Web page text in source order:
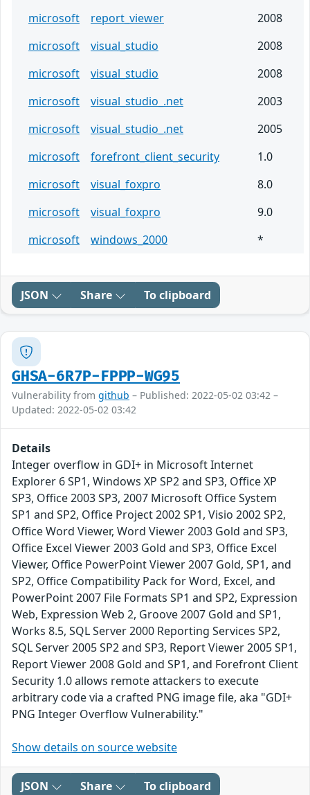
microsoft
report_viewer
2008
microsoft
visual_studio
2008
microsoft
visual_studio
2008
microsoft
visual_studio_.net
2003
microsoft
visual_studio_.net
2005
microsoft
forefront_client_security
1.0
microsoft
visual_foxpro
8.0
microsoft
visual_foxpro
9.0
microsoft
windows_2000 *
JSON Share To clipboard
GHSA-6R7P-FPPP-WG95
Vulnerability from github – Published: 2022-05-02 03:42 –
Updated: 2022-05-02 03:42
Details
Integer overflow in GDI+ in Microsoft Internet
Explorer 6 SP1, Windows XP SP2 and SP3, Office XP
SP3, Office 2003 SP3, 2007 Microsoft Office System
SP1 and SP2, Office Project 2002 SP1, Visio 2002 SP2,
Office Word Viewer, Word Viewer 2003 Gold and SP3,
Office Excel Viewer 2003 Gold and SP3, Office Excel
Viewer, Office PowerPoint Viewer 2007 Gold, SP1, and
SP2, Office Compatibility Pack for Word, Excel, and
PowerPoint 2007 File Formats SP1 and SP2, Expression
Web, Expression Web 2, Groove 2007 Gold and SP1,
Works 8.5, SQL Server 2000 Reporting Services SP2,
SQL Server 2005 SP2 and SP3, Report Viewer 2005 SP1,
Report Viewer 2008 Gold and SP1, and Forefront Client
Security 1.0 allows remote attackers to execute
arbitrary code via a crafted PNG image file, aka "GDI+
PNG Integer Overflow Vulnerability."
Show details on source website
JSON Share To clipboard